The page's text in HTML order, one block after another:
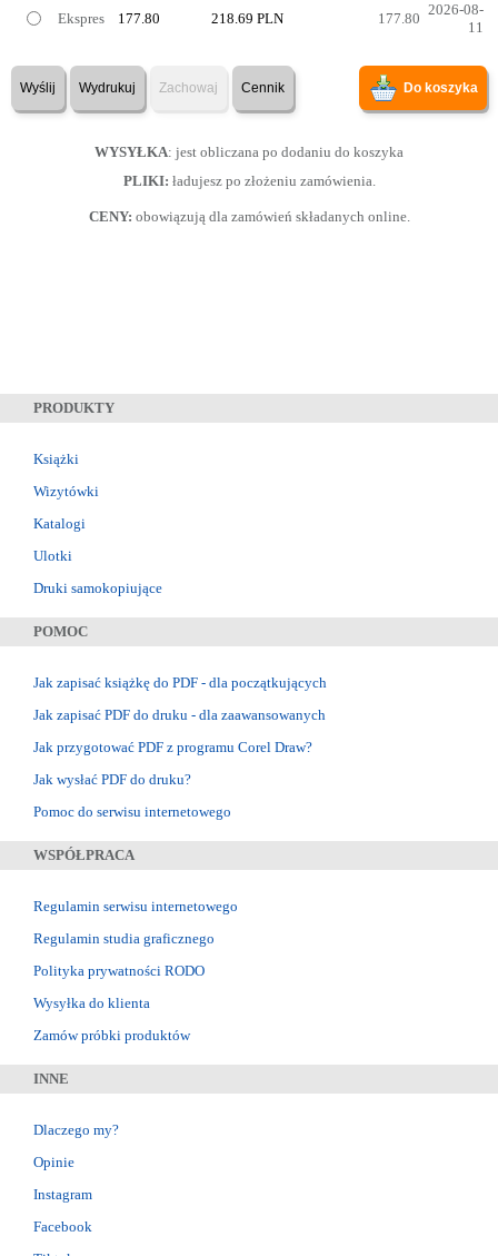
Ekspres 177.80 218.69 PLN 177.80
2026-08-
11
Wyślij Wydrukuj Zachowaj Cennik Do koszyka
WYSYŁKA: jest obliczana po dodaniu do koszyka
PLIKI: ładujesz po złożeniu zamówienia.
CENY: obowiązują dla zamówień składanych online.
PRODUKTY
Książki
Wizytówki
Katalogi
Ulotki
Druki samokopiujące
POMOC
Jak zapisać książkę do PDF - dla początkujących
Jak zapisać PDF do druku - dla zaawansowanych
Jak przygotować PDF z programu Corel Draw?
Jak wysłać PDF do druku?
Pomoc do serwisu internetowego
WSPÓŁPRACA
Regulamin serwisu internetowego
Regulamin studia graficznego
Polityka prywatności RODO
Wysyłka do klienta
Zamów próbki produktów
INNE
Dlaczego my?
Opinie
Instagram
Facebook